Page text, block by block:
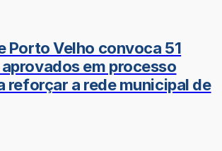
Porto Velho convoca 51
em processo
reforçar a rede municipal de